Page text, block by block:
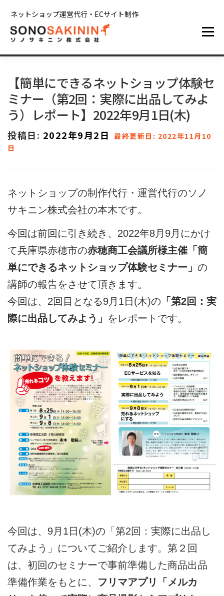
ネットショップ運営代行・ECサイト制作
メニュー
会社情報 お問い合わせ
【簡単にできるネットショップ体験セ
ミナー（第2回：実際に出品してみよ
う）レポート】2022年9月1日(木)
投稿日: 2022年9月2日 最終更新日: 2022年11月10
日
ネットショップの制作代行・運営代行のソノ
サキニン株式会社の本木です。
今回は前回に引き続き、2022年8月9月にかけ
て兵庫県赤穂市の赤穂商工会議所様主催「簡
単にできるネットショップ体験セミナー」 の
講師の報告をさせて頂きます。
今回は、2回目となる9月1日(木)の 「第2回：実
際に出品してみよう」 をレポートです。
今回は、9月1日(木)の「第2回：実際に出品し
てみよう」についてご紹介します。第２回
は、初回のセミナーで事前準備した商品出品
準備作業をもとに、 フリマアプリ「メルカ